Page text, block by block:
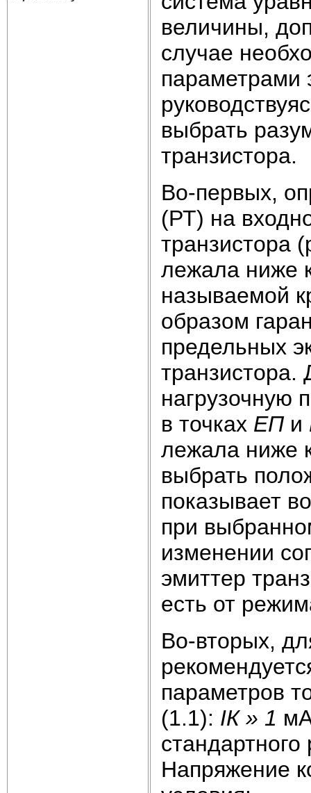
величины,
случае
параметрами
выбрать
транзистора.
Во-первых,
(РТ) на
транзистора
лежала ниже
называемой
образом
предельных
транзистора.
нагрузочную
в точках ЕПи
лежала ниже
выбрать
показывает
при
изменении
эмиттер
есть от
Во-вторых,
параметров
(1.1): IК » 1
Напряжение